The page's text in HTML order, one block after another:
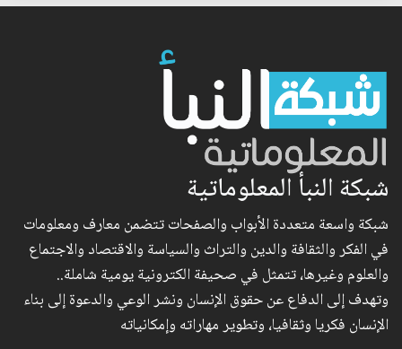
شبكة النبأ المعلوماتية
شبكة واسعة متعددة الأبواب والصفحات تتضمن معارف ومعلومات
في الفكر والثقافة والدين والتراث والسياسة والاقتصاد والاجتماع
والعلوم وغيرها، تتمثل في صحيفة الكترونية يومية شاملة..
وتهدف إلى الدفاع عن حقوق الإنسان ونشر الوعي والدعوة إلى بناء
الإنسان فكريا وثقافيا، وتطوير مهاراته وإمكانياته